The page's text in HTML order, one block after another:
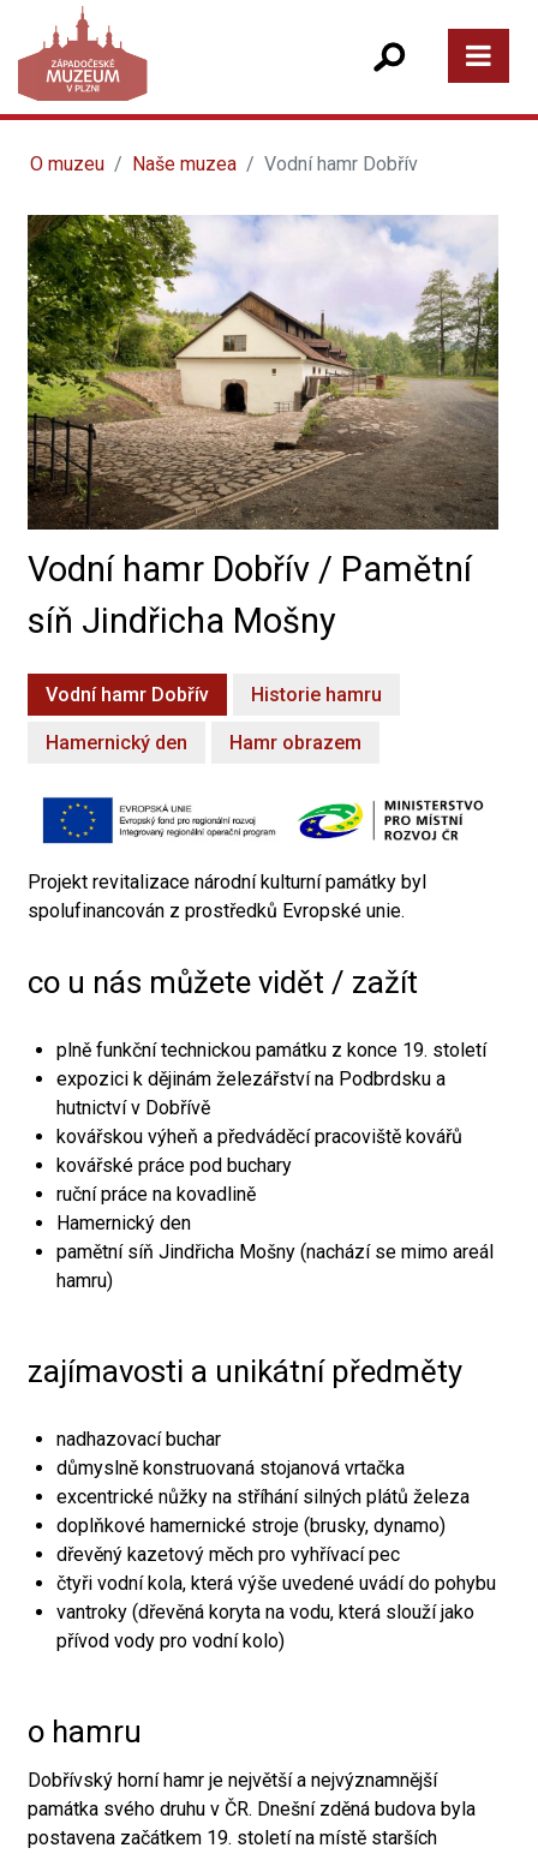
O muzeu Naše muzea Vodní hamr Dobřív
Vodní hamr Dobřív / Pamětní
síň Jindřicha Mošny
Vodní hamr Dobřív Historie hamru
Hamernický den Hamr obrazem
Projekt revitalizace národní kulturní památky byl
spolufinancován z prostředků Evropské unie.
co u nás můžete vidět / zažít
plně funkční technickou památku z konce 19. století
expozici k dějinám železářství na Podbrdsku a
hutnictví v Dobřívě
kovářskou výheň a předváděcí pracoviště kovářů
kovářské práce pod buchary
ruční práce na kovadlině
Hamernický den
pamětní síň Jindřicha Mošny (nachází se mimo areál
hamru)
zajímavosti a unikátní předměty
nadhazovací buchar
důmyslně konstruovaná stojanová vrtačka
excentrické nůžky na stříhání silných plátů železa
doplňkové hamernické stroje (brusky, dynamo)
dřevěný kazetový měch pro vyhřívací pec
čtyři vodní kola, která výše uvedené uvádí do pohybu
vantroky (dřevěná koryta na vodu, která slouží jako
přívod vody pro vodní kolo)
o hamru
Dobřívský horní hamr je největší a nejvýznamnější
památka svého druhu v ČR. Dnešní zděná budova byla
postavena začátkem 19. století na místě starších